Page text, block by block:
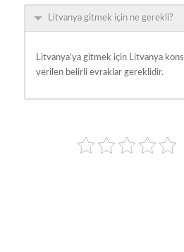
Litvanya gitmek için ne gerekli?
Litvanya’ya gitmek için Litvanya
verilen belirli evraklar gereklidir.